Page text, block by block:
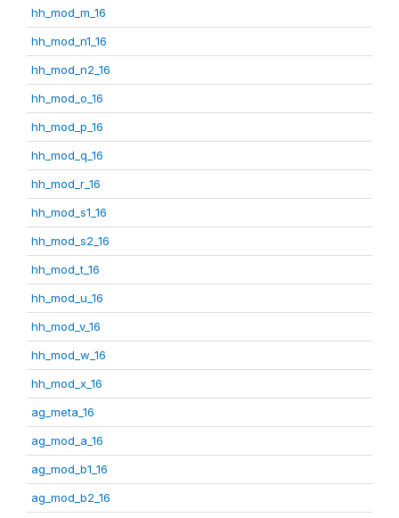
hh_mod_m_16
hh_mod_n1_16
hh_mod_n2_16
hh_mod_o_16
hh_mod_p_16
hh_mod_q_16
hh_mod_r_16
hh_mod_s1_16
hh_mod_s2_16
hh_mod_t_16
hh_mod_u_16
hh_mod_v_16
hh_mod_w_16
hh_mod_x_16
ag_meta_16
ag_mod_a_16
ag_mod_b1_16
ag_mod_b2_16